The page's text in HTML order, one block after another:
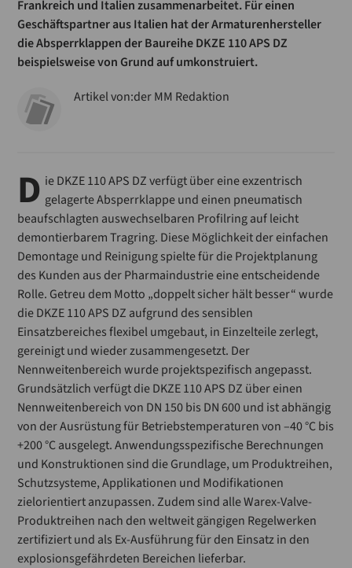
Frankreich und Italien zusammenarbeitet. Für einen
Geschäftspartner aus Ita­lien hat der Armaturenhersteller
die Absperrklappen der Baureihe DKZE 110 APS DZ
beispielsweise von Grund auf umkonstruiert.
Artikel von:der MM Redaktion
D ie DKZE 110 APS DZ verfügt über eine exzentrisch
gelagerte Absperrklappe und einen pneumatisch
beaufschlagten auswechsel­baren Profilring auf leicht
demontierbarem Tragring. Diese Möglichkeit der einfachen
Demontage und Reinigung spielte für die Projektplanung
des Kunden aus der Pharmaindustrie eine entscheidende
Rolle. Getreu dem Motto „doppelt sicher hält besser“ wurde
die DKZE 110 APS DZ aufgrund des sensiblen
Einsatzbereiches flexibel umgebaut, in Einzelteile zerlegt,
gereinigt und wieder zusammengesetzt. Der
Nennweitenbereich wurde projektspezifisch angepasst.
Grundsätzlich verfügt die DKZE 110 APS DZ über einen
Nennweitenbereich von DN 150 bis DN 600 und ist abhängig
von der Ausrüstung für Betriebstemperaturen von –40 °C bis
+200 °C ausgelegt. Anwendungsspezifische Berechnungen
und Konstruk­tionen sind die Grund­lage, um Produktreihen,
Schutzsysteme, Applikationen und Modifikationen
zielorientiert anzupassen. Zudem sind alle Warex-Valve-
Produktreihen nach den weltweit gängigen Regelwerken
zertifiziert und als Ex-Ausführung für den Einsatz in den
explosionsgefährdeten Bereichen lieferbar.